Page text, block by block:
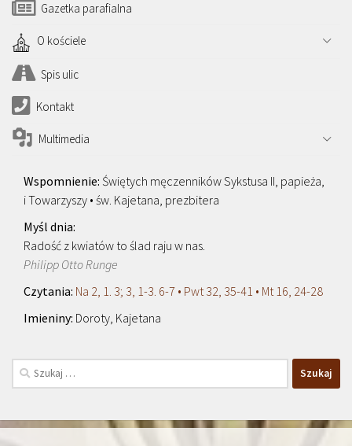
Gazetka parafialna
O kościele
Spis ulic
Kontakt
Multimedia
Świętych męczenników Sykstusa II, papieża,
i Towarzyszy • św. Kajetana, prezbitera
Radość z kwiatów to ślad raju w nas.
Philipp Otto Runge
Na 2, 1. 3; 3, 1-3. 6-7 • Pwt 32, 35-41 • Mt 16, 24-28
Doroty, Kajetana
Szukaj: